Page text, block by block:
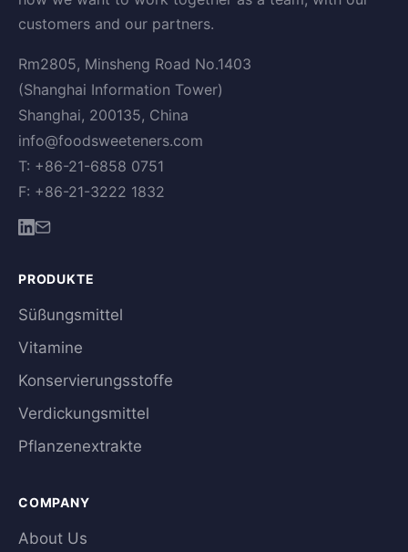
customers and our partners.
Rm2805, Minsheng Road No.1403
(Shanghai Information Tower)
Shanghai, 200135, China
info@foodsweeteners.com
T: +86-21-6858 0751
F: +86-21-3222 1832
PRODUKTE
Süßungsmittel
Vitamine
Konservierungsstoffe
Verdickungsmittel
Pflanzenextrakte
COMPANY
About Us